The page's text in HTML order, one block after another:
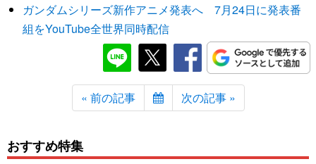
ガンダムシリーズ新作アニメ発表へ 7月24日に発表番
組をYouTube全世界同時配信
« 前の記事 次の記事 »
おすすめ特集